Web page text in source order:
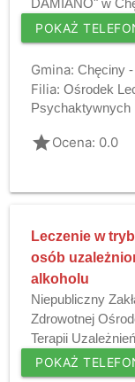
DAMIANO" w
POKAŻ
Gmina: Chęciny
Filia: Ośrodek
Psychaktywnych
gradeOcena: 0.0
Leczenie w
osób
alkoholu
Niepubliczny
Zdrowotnej
Terapii
POKAŻ